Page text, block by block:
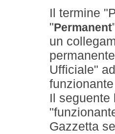
Il termine
" Permanent
un
Ufficiale"
Il seguente
Gazzetta